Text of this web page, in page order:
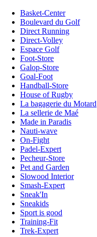
Basket-Center
Boulevard du Golf
Direct Running
Direct-Volley
Espace Golf
Foot-Store
Galop-Store
Goal-Foot
Handball-Store
House of Rugby
La bagagerie du Motard
La sellerie de Maé
Made in Paradis
Nauti-wave
On-Fight
Padel-Expert
Pecheur-Store
Pet and Garden
Slowood Interior
Smash-Expert
Sneak'In
Sneakids
Sport is good
Training-Fit
Trek-Expert